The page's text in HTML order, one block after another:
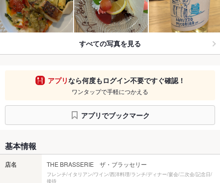
すべての写真を見る
アプリなら何度もログイン不要ですぐ確認！
ワンタップで手軽につかえる
アプリでブックマーク
基本情報
店名 THE BRASSERIE ザ・ブラッセリー
フレンチ/イタリアン/ワイン/西洋料理/ランチ/ディナー/宴会/二次会/記念日/
接待